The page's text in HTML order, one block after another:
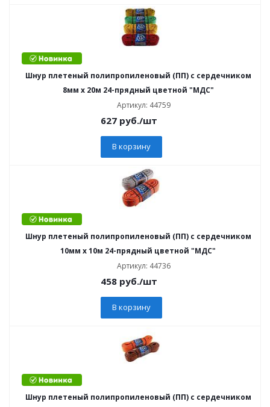
Шнур плетеный полипропиленовый (ПП) с сердечником
8мм х 20м 24-прядный цветной "МДС"
Артикул: 44759
627 руб./шт
В корзину
Шнур плетеный полипропиленовый (ПП) с сердечником
10мм х 10м 24-прядный цветной "МДС"
Артикул: 44736
458 руб./шт
В корзину
Шнур плетеный полипропиленовый (ПП) с сердечником